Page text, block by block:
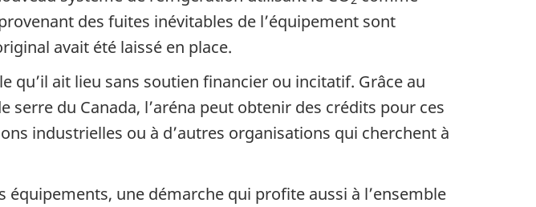
des fuites inévitables de l’équipement sont
avait été laissé en place.
qu’il ait lieu sans soutien financier ou incitatif. Grâce au
du Canada, l’aréna peut obtenir des crédits pour ces
industrielles ou à d’autres organisations qui cherchent à
une démarche qui profite aussi à l’ensemble